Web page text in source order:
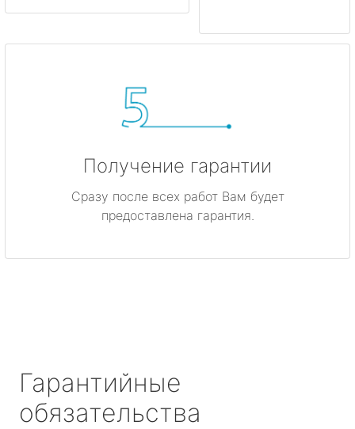
Получение гарантии
Сразу после всех работ Вам будет
предоставлена гарантия.
Гарантийные
обязательства